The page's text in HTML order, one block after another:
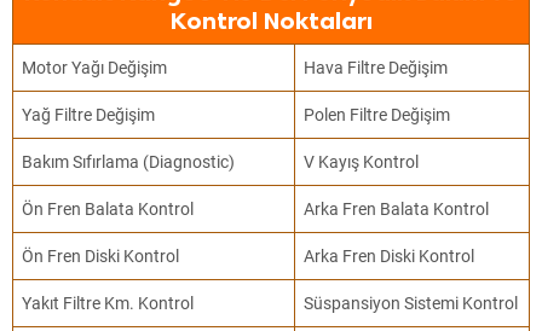
Kontrol Noktaları
Motor Yağı Değişim Hava Filtre Değişim
Yağ Filtre Değişim Polen Filtre Değişim
Bakım Sıfırlama (Diagnostic) V Kayış Kontrol
Ön Fren Balata Kontrol Arka Fren Balata Kontrol
Ön Fren Diski Kontrol Arka Fren Diski Kontrol
Yakıt Filtre Km. Kontrol Süspansiyon Sistemi Kontrol